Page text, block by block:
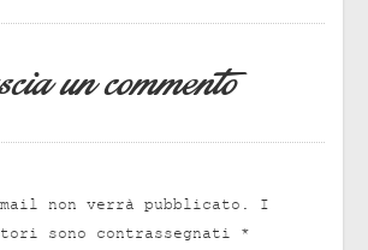
un commento
non verrà pubblicato. I
sono contrassegnati *